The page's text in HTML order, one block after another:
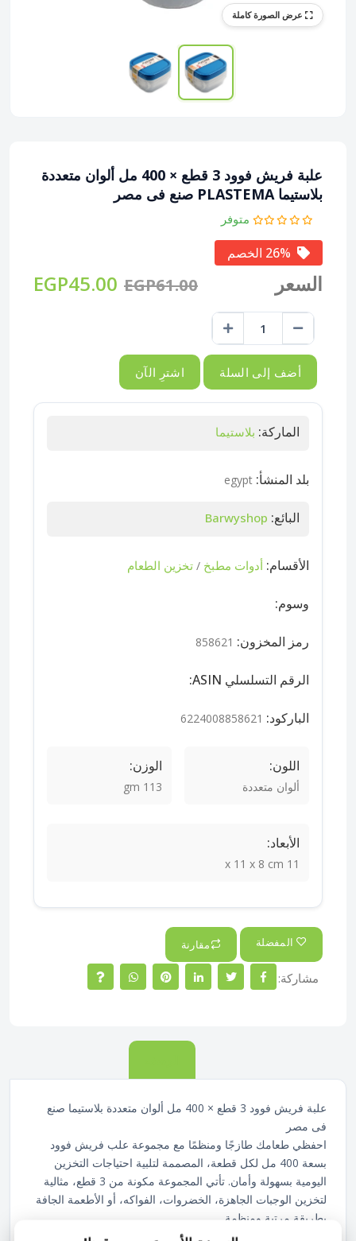
علبة فريش فوود 3 قطع × 400 مل ألوان متعددة
بلاستيما PLASTEMA صنع فى مصر
متوفر
السعر EGP61.00
EGP45.00
أضف إلى السلة اشترِ الآن
الماركة: بلاستيما
بلد المنشأ: egypt
البائع: Barwyshop
الأقسام: أدوات مطبخ / تخزين الطعام
وسوم:
رمز المخزون: 858621
الرقم التسلسلي ASIN:
الباركود: 6224008858621
اللون:
ألوان متعددة
الوزن:
113 gm
الأبعاد:
11 x 11 x 8 cm
المفضلة مقارنة
مشاركة:
علبة فريش فوود 3 قطع × 400 مل ألوان متعددة بلاستيما صنع
فى مصر
احفظي طعامك طازجًا ومنظمًا مع مجموعة علب فريش فوود
بسعة 400 مل لكل قطعة، المصممة لتلبية احتياجات التخزين
اليومية بسهولة وأمان. تأتي المجموعة مكونة من 3 قطع، مثالية
لتخزين الوجبات الجاهزة، الخضروات، الفواكه، أو الأطعمة الجافة
بطريقة مرتبة ومنظمة.
تتميز العلب بنظام غلق محكم يمنع تسرب السوائل ويحافظ على